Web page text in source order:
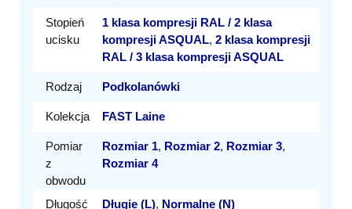
Stopień
ucisku
1 klasa kompresji RAL / 2 klasa
kompresji ASQUAL, 2 klasa kompresji
RAL / 3 klasa kompresji ASQUAL
Rodzaj Podkolanówki
Kolekcja FAST Laine
Pomiar
z
obwodu
Rozmiar 1, Rozmiar 2, Rozmiar 3,
Rozmiar 4
Długość Długie (L), Normalne (N)